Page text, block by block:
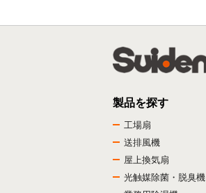
製品を探す
工場扇
送排風機
屋上換気扇
光触媒除菌・脱臭機